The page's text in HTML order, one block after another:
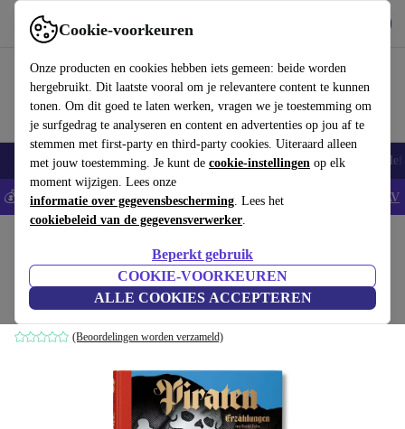
Cookie-voorkeuren
Onze producten en cookies hebben iets gemeen: beide worden
hergebruikt. Dit laatste vooral om je relevantere content te kunnen
tonen. Om dit goed te laten werken, vragen we je toestemming om
je surfgedrag te analyseren en content en advertenties op jou af te
stemmen met first-party en third-party cookies. Uiteraard alleen
met jouw toestemming. Je kunt de cookie-instellingen op elk
moment wijzigen. Lees onze
informatie over gegevensbescherming. Lees het
cookiebeleid van de gegevensverwerker.
Beperkt gebruik
COOKIE-VOORKEUREN
ALLE COOKIES ACCEPTEREN
Gebruik refurbed snel en eenvoudig
Smartphones Laptops Tablets Smartwatches Accessoires
💰Bespaar 5% EXTRA op alle iPhones - Code: IPHONEDEAL - AV
piratenverhalen
wit
(Beoordelingen worden verzameld)